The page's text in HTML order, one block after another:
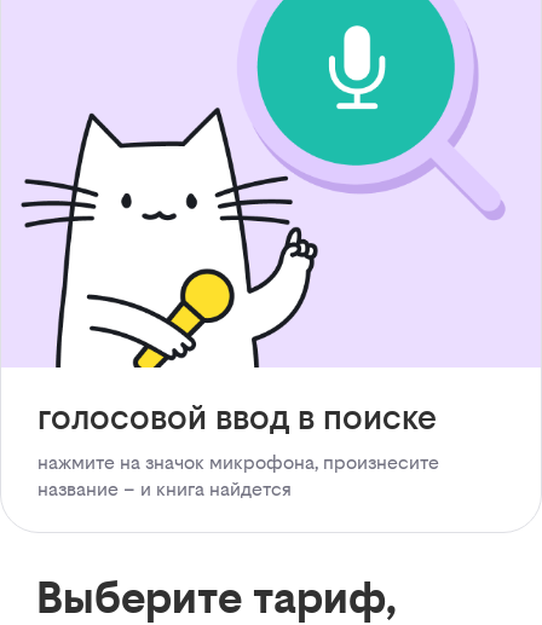
голосовой ввод в поиске
нажмите на значок микрофона, произнесите
название – и книга найдется
Выберите тариф,